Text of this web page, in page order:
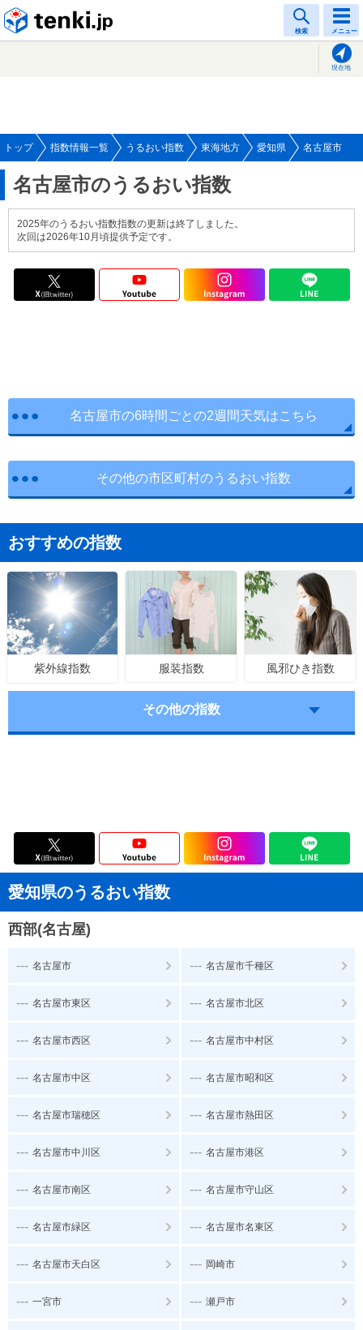
検索 メニュー
現在地
トップ 指数情報一覧 うるおい指数 東海地方 愛知県 名古屋市
名古屋市のうるおい指数
2025年のうるおい指数指数の更新は終了しました。
次回は2026年10月頃提供予定です。
名古屋市の6時間ごとの2週間天気はこちら
その他の市区町村のうるおい指数
おすすめの指数
紫外線指数 服装指数 風邪ひき指数
その他の指数
愛知県のうるおい指数
西部(名古屋)
--- 名古屋市 --- 名古屋市千種区
--- 名古屋市東区 --- 名古屋市北区
--- 名古屋市西区 --- 名古屋市中村区
--- 名古屋市中区 --- 名古屋市昭和区
--- 名古屋市瑞穂区 --- 名古屋市熱田区
--- 名古屋市中川区 --- 名古屋市港区
--- 名古屋市南区 --- 名古屋市守山区
--- 名古屋市緑区 --- 名古屋市名東区
--- 名古屋市天白区 --- 岡崎市
--- 一宮市 --- 瀬戸市